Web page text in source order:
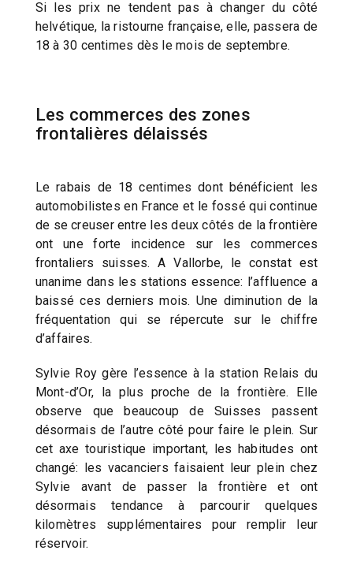
Si les prix ne tendent pas à changer du côté
helvétique, la ristourne française, elle, passera de
18 à 30 centimes dès le mois de septembre.
Les commerces des zones
frontalières délaissés
Le rabais de 18 centimes dont bénéficient les
automobilistes en France et le fossé qui continue
de se creuser entre les deux côtés de la frontière
ont une forte incidence sur les commerces
frontaliers suisses. A Vallorbe, le constat est
unanime dans les stations essence: l’affluence a
baissé ces derniers mois. Une diminution de la
fréquentation qui se répercute sur le chiffre
d’affaires.
Sylvie Roy gère l’essence à la station Relais du
Mont-d’Or, la plus proche de la frontière. Elle
observe que beaucoup de Suisses passent
désormais de l’autre côté pour faire le plein. Sur
cet axe touristique important, les habitudes ont
changé: les vacanciers faisaient leur plein chez
Sylvie avant de passer la frontière et ont
désormais tendance à parcourir quelques
kilomètres supplémentaires pour remplir leur
réservoir.